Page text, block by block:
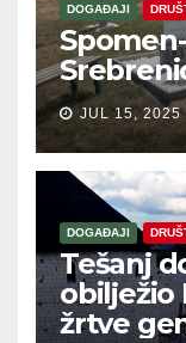
DOGAĐAJI
JUL 15, 2025
DOGAĐAJI
Tešanj
obilježio
žrtve